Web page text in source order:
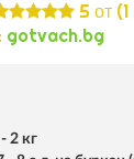
5 от (1
gotvach.bg
2 кг